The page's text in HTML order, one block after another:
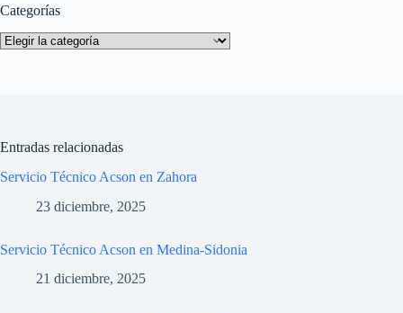
Categorías
Categorías
Entradas relacionadas
Servicio Técnico Acson en Zahora
23 diciembre, 2025
Servicio Técnico Acson en Medina-Sidonia
21 diciembre, 2025